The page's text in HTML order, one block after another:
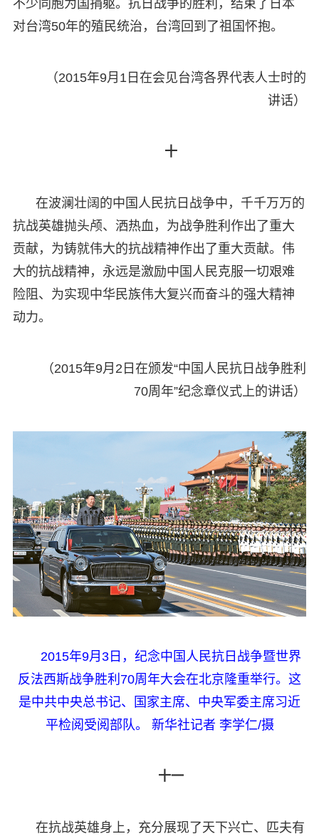
不少同胞为国捐躯。抗日战争的胜利，结束了日本
对台湾50年的殖民统治，台湾回到了祖国怀抱。
（2015年9月1日在会见台湾各界代表人士时的
讲话）
十
在波澜壮阔的中国人民抗日战争中，千千万万的
抗战英雄抛头颅、洒热血，为战争胜利作出了重大
贡献，为铸就伟大的抗战精神作出了重大贡献。伟
大的抗战精神，永远是激励中国人民克服一切艰难
险阻、为实现中华民族伟大复兴而奋斗的强大精神
动力。
（2015年9月2日在颁发“中国人民抗日战争胜利
70周年”纪念章仪式上的讲话）
2015年9月3日，纪念中国人民抗日战争暨世界
反法西斯战争胜利70周年大会在北京隆重举行。这
是中共中央总书记、国家主席、中央军委主席习近
平检阅受阅部队。 新华社记者 李学仁/摄
十一
在抗战英雄身上，充分展现了天下兴亡、匹夫有